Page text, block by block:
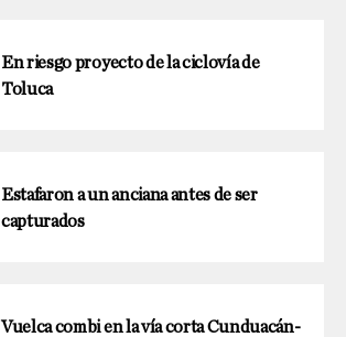
En riesgo proyecto de la ciclovía de
Toluca
Estafaron a un anciana antes de ser
capturados
Vuelca combi en la vía corta Cunduacán-